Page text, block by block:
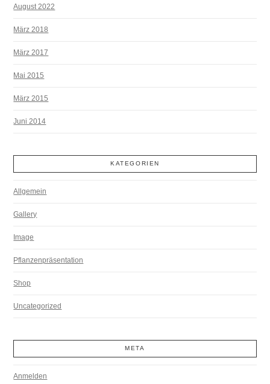
August 2022
März 2018
März 2017
Mai 2015
März 2015
Juni 2014
KATEGORIEN
Allgemein
Gallery
Image
Pflanzenpräsentation
Shop
Uncategorized
META
Anmelden